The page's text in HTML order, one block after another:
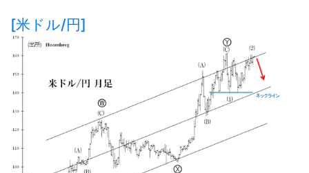
[米ドル/円]